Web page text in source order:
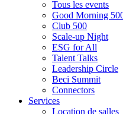
Tous les events
Good Morning
Club 500
Scale-up Night
ESG for All
Talent Talks
Leadership Circle
Beci Summit
Connectors
Services
Location de salles